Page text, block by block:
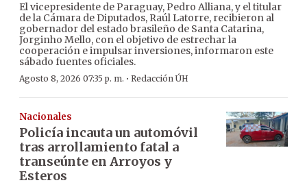
El vicepresidente de Paraguay, Pedro Alliana, y el titular
de la Cámara de Diputados, Raúl Latorre, recibieron al
gobernador del estado brasileño de Santa Catarina,
Jorginho Mello, con el objetivo de estrechar la
cooperación e impulsar inversiones, informaron este
sábado fuentes oficiales.
Agosto 8, 2026 07:35 p. m. · Redacción ÚH
Nacionales
Policía incauta un automóvil
tras arrollamiento fatal a
transeúnte en Arroyos y
Esteros